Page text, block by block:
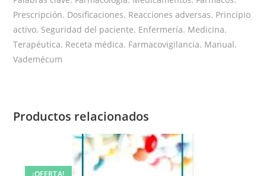
Prescripción. Dosificaciones. Reacciones adversas. Principio
activo. Seguridad del paciente. Enfermería. Medicina.
Terapéutica. Receta médica. Farmacovigilancia. Manual.
Vademécum
Productos relacionados
¡OFERTA!